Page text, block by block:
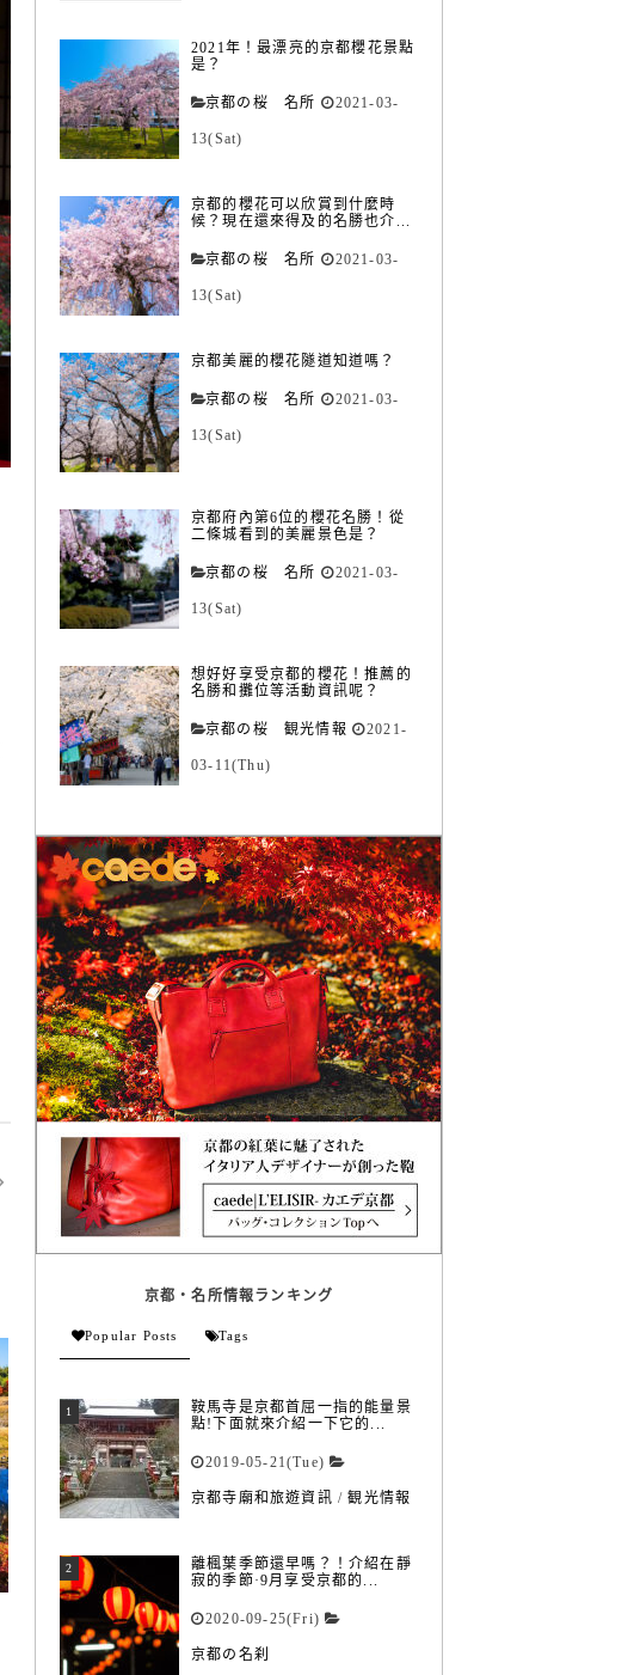
2021年！最漂亮的京都櫻花景點
是？
京都の桜 名所 2021-03-
13(Sat)
京都的櫻花可以欣賞到什麼時
候？現在還來得及的名勝也介...
京都の桜 名所 2021-03-
13(Sat)
京都美麗的櫻花隧道知道嗎？
京都の桜 名所 2021-03-
13(Sat)
京都府內第6位的櫻花名勝！從
二條城看到的美麗景色是？
京都の桜 名所 2021-03-
13(Sat)
想好好享受京都的櫻花！推薦的
名勝和攤位等活動資訊呢？
京都の桜 観光情報 2021-
03-11(Thu)
京都・名所情報ランキング
Popular Posts Tags
鞍馬寺是京都首屈一指的能量景
點!下面就來介紹一下它的...
2019-05-21(Tue)
京都寺廟和旅遊資訊 /観光情報
離楓葉季節還早嗎？！介紹在靜
寂的季節·9月享受京都的...
2020-09-25(Fri)
京都の名刹